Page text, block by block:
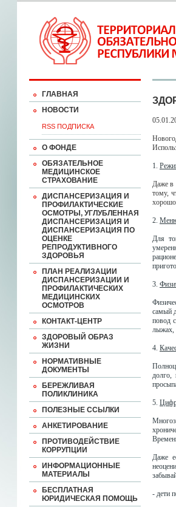
ГЛАВНАЯ
НОВОСТИ
RSS ПОДПИСКА
О ФОНДЕ
ОБЯЗАТЕЛЬНОЕ
МЕДИЦИНСКОЕ
СТРАХОВАНИЕ
ДИСПАНСЕРИЗАЦИЯ И
ПРОФИЛАКТИЧЕСКИЕ
ОСМОТРЫ, УГЛУБЛЕННАЯ
ДИСПАНСЕРИЗАЦИЯ И
ДИСПАНСЕРИЗАЦИЯ ПО
ОЦЕНКЕ
РЕПРОДУКТИВНОГО
ЗДОРОВЬЯ
ПЛАН РЕАЛИЗАЦИИ
ДИСПАНСЕРИЗАЦИИ И
ПРОФИЛАКТИЧЕСКИХ
МЕДИЦИНСКИХ
ОСМОТРОВ
КОНТАКТ-ЦЕНТР
ЗДОРОВЫЙ ОБРАЗ
ЖИЗНИ
НОРМАТИВНЫЕ
ДОКУМЕНТЫ
БЕРЕЖЛИВАЯ
ПОЛИКЛИНИКА
ПОЛЕЗНЫЕ ССЫЛКИ
АНКЕТИРОВАНИЕ
ПРОТИВОДЕЙСТВИЕ
КОРРУПЦИИ
ИНФОРМАЦИОННЫЕ
МАТЕРИАЛЫ
БЕСПЛАТНАЯ
ЮРИДИЧЕСКАЯ ПОМОЩЬ
1.
Даже в
тому,
хорошо
2.
Для
3.
самый
повод
лыжах,
4.
долго,
5.
Даже
- дети